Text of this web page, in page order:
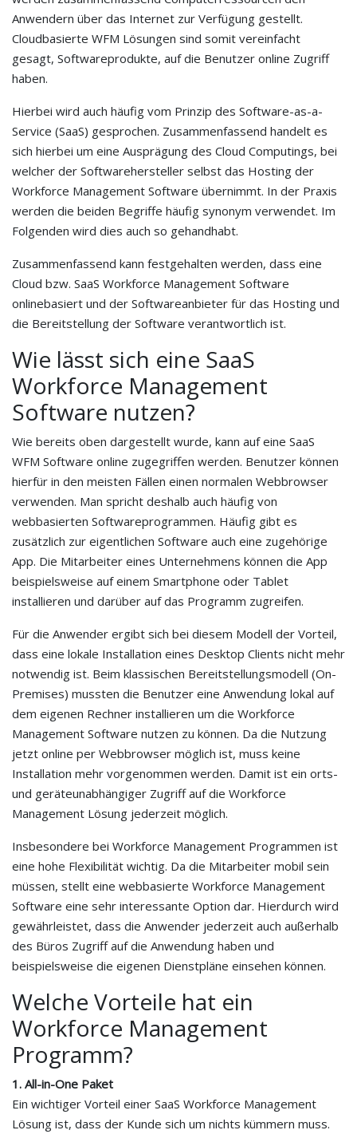
Anwendern über das Internet zur Verfügung gestellt.
Cloudbasierte WFM Lösungen sind somit vereinfacht
gesagt, Softwareprodukte, auf die Benutzer online Zugriff
haben.
Hierbei wird auch häufig vom Prinzip des Software-as-a-
Service (SaaS) gesprochen. Zusammenfassend handelt es
sich hierbei um eine Ausprägung des Cloud Computings, bei
welcher der Softwarehersteller selbst das Hosting der
Workforce Management Software übernimmt. In der Praxis
werden die beiden Begriffe häufig synonym verwendet. Im
Folgenden wird dies auch so gehandhabt.
Zusammenfassend kann festgehalten werden, dass eine
Cloud bzw. SaaS Workforce Management Software
onlinebasiert und der Softwareanbieter für das Hosting und
die Bereitstellung der Software verantwortlich ist.
Wie lässt sich eine SaaS
Workforce Management
Software nutzen?
Wie bereits oben dargestellt wurde, kann auf eine SaaS
WFM Software online zugegriffen werden. Benutzer können
hierfür in den meisten Fällen einen normalen Webbrowser
verwenden. Man spricht deshalb auch häufig von
webbasierten Softwareprogrammen. Häufig gibt es
zusätzlich zur eigentlichen Software auch eine zugehörige
App. Die Mitarbeiter eines Unternehmens können die App
beispielsweise auf einem Smartphone oder Tablet
installieren und darüber auf das Programm zugreifen.
Für die Anwender ergibt sich bei diesem Modell der Vorteil,
dass eine lokale Installation eines Desktop Clients nicht mehr
notwendig ist. Beim klassischen Bereitstellungsmodell (On-
Premises) mussten die Benutzer eine Anwendung lokal auf
dem eigenen Rechner installieren um die Workforce
Management Software nutzen zu können. Da die Nutzung
jetzt online per Webbrowser möglich ist, muss keine
Installation mehr vorgenommen werden. Damit ist ein orts-
und geräteunabhängiger Zugriff auf die Workforce
Management Lösung jederzeit möglich.
Insbesondere bei Workforce Management Programmen ist
eine hohe Flexibilität wichtig. Da die Mitarbeiter mobil sein
müssen, stellt eine webbasierte Workforce Management
Software eine sehr interessante Option dar. Hierdurch wird
gewährleistet, dass die Anwender jederzeit auch außerhalb
des Büros Zugriff auf die Anwendung haben und
beispielsweise die eigenen Dienstpläne einsehen können.
Welche Vorteile hat ein
Workforce Management
Programm?
1. All-in-One Paket
Ein wichtiger Vorteil einer SaaS Workforce Management
Lösung ist, dass der Kunde sich um nichts kümmern muss.